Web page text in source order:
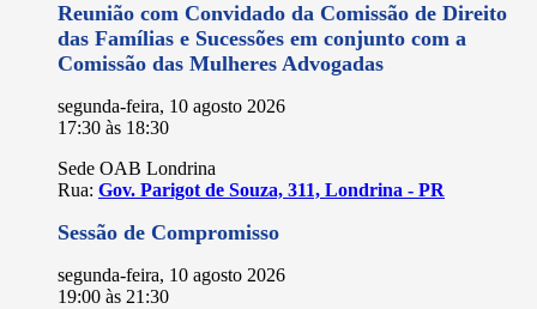
Reunião com Convidado da Comissão de Direito
das Famílias e Sucessões em conjunto com a
Comissão das Mulheres Advogadas
segunda-feira, 10 agosto 2026
17:30 às 18:30
Sede OAB Londrina
Rua: Gov. Parigot de Souza, 311, Londrina - PR
Sessão de Compromisso
segunda-feira, 10 agosto 2026
19:00 às 21:30